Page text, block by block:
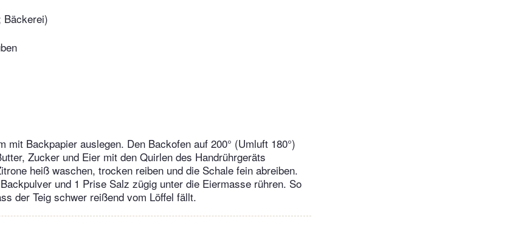
Bäckerei)
mit Backpapier auslegen. Den Backofen auf 200° (Umluft 180°)
Zucker und Eier mit den Quirlen des Handrührgeräts
heiß waschen, trocken reiben und die Schale fein abreiben.
und 1 Prise Salz zügig unter die Eiermasse rühren. So
der Teig schwer reißend vom Löffel fällt.